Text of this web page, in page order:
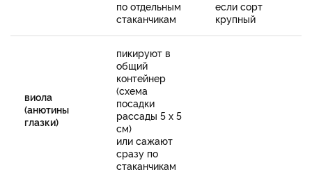
по отдельным
стаканчикам
если сорт
крупный
виола
(анютины
глазки)
пикируют в
общий
контейнер
(схема
посадки
рассады 5 х 5
см)
или сажают
сразу по
стаканчикам